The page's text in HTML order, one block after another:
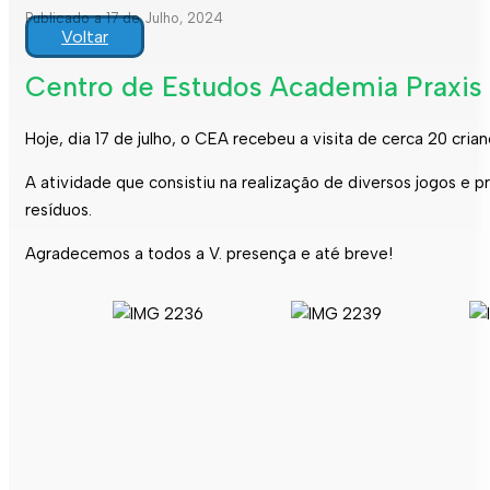
Publicado a 17 de Julho, 2024
Voltar
Centro de Estudos Academia
Hoje, dia 17 de julho, o CEA recebeu a visita de cerca 20
A atividade que consistiu na realização de diversos jogos e
resíduos.
Agradecemos a todos a V. presença e até breve!